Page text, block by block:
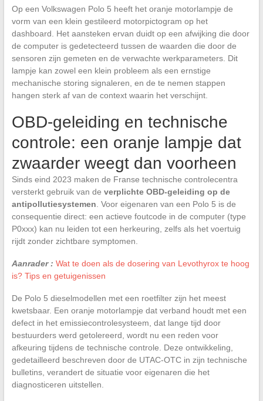
Op een Volkswagen Polo 5 heeft het oranje motorlampje de
vorm van een klein gestileerd motorpictogram op het
dashboard. Het aansteken ervan duidt op een afwijking die door
de computer is gedetecteerd tussen de waarden die door de
sensoren zijn gemeten en de verwachte werkparameters. Dit
lampje kan zowel een klein probleem als een ernstige
mechanische storing signaleren, en de te nemen stappen
hangen sterk af van de context waarin het verschijnt.
OBD-geleiding en technische
controle: een oranje lampje dat
zwaarder weegt dan voorheen
Sinds eind 2023 maken de Franse technische controlecentra
versterkt gebruik van de verplichte OBD-geleiding op de
antipollutiesystemen . Voor eigenaren van een Polo 5 is de
consequentie direct: een actieve foutcode in de computer (type
P0xxx) kan nu leiden tot een herkeuring, zelfs als het voertuig
rijdt zonder zichtbare symptomen.
Aanrader : Wat te doen als de dosering van Levothyrox te hoog
is? Tips en getuigenissen
De Polo 5 dieselmodellen met een roetfilter zijn het meest
kwetsbaar. Een oranje motorlampje dat verband houdt met een
defect in het emissiecontrolesysteem, dat lange tijd door
bestuurders werd getolereerd, wordt nu een reden voor
afkeuring tijdens de technische controle. Deze ontwikkeling,
gedetailleerd beschreven door de UTAC-OTC in zijn technische
bulletins, verandert de situatie voor eigenaren die het
diagnosticeren uitstellen.